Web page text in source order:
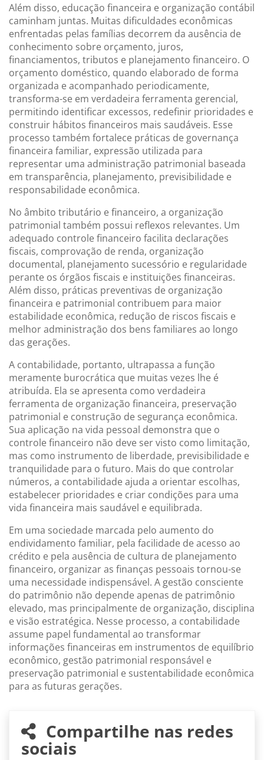
Além disso, educação financeira e organização contábil
caminham juntas. Muitas dificuldades econômicas
enfrentadas pelas famílias decorrem da ausência de
conhecimento sobre orçamento, juros,
financiamentos, tributos e planejamento financeiro. O
orçamento doméstico, quando elaborado de forma
organizada e acompanhado periodicamente,
transforma-se em verdadeira ferramenta gerencial,
permitindo identificar excessos, redefinir prioridades e
construir hábitos financeiros mais saudáveis. Esse
processo também fortalece práticas de governança
financeira familiar, expressão utilizada para
representar uma administração patrimonial baseada
em transparência, planejamento, previsibilidade e
responsabilidade econômica.
No âmbito tributário e financeiro, a organização
patrimonial também possui reflexos relevantes. Um
adequado controle financeiro facilita declarações
fiscais, comprovação de renda, organização
documental, planejamento sucessório e regularidade
perante os órgãos fiscais e instituições financeiras.
Além disso, práticas preventivas de organização
financeira e patrimonial contribuem para maior
estabilidade econômica, redução de riscos fiscais e
melhor administração dos bens familiares ao longo
das gerações.
A contabilidade, portanto, ultrapassa a função
meramente burocrática que muitas vezes lhe é
atribuída. Ela se apresenta como verdadeira
ferramenta de organização financeira, preservação
patrimonial e construção de segurança econômica.
Sua aplicação na vida pessoal demonstra que o
controle financeiro não deve ser visto como limitação,
mas como instrumento de liberdade, previsibilidade e
tranquilidade para o futuro. Mais do que controlar
números, a contabilidade ajuda a orientar escolhas,
estabelecer prioridades e criar condições para uma
vida financeira mais saudável e equilibrada.
Em uma sociedade marcada pelo aumento do
endividamento familiar, pela facilidade de acesso ao
crédito e pela ausência de cultura de planejamento
financeiro, organizar as finanças pessoais tornou-se
uma necessidade indispensável. A gestão consciente
do patrimônio não depende apenas de patrimônio
elevado, mas principalmente de organização, disciplina
e visão estratégica. Nesse processo, a contabilidade
assume papel fundamental ao transformar
informações financeiras em instrumentos de equilíbrio
econômico, gestão patrimonial responsável e
preservação patrimonial e sustentabilidade econômica
para as futuras gerações.
Compartilhe nas redes
sociais